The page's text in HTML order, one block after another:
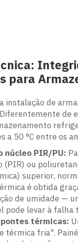
para
instalação de
de
a 50 °C entre os
núcleo PIR/PU:
(PIR) ou
superior,
é obtida
de umidade —
pode levar à
térmicas:
térmica fria".